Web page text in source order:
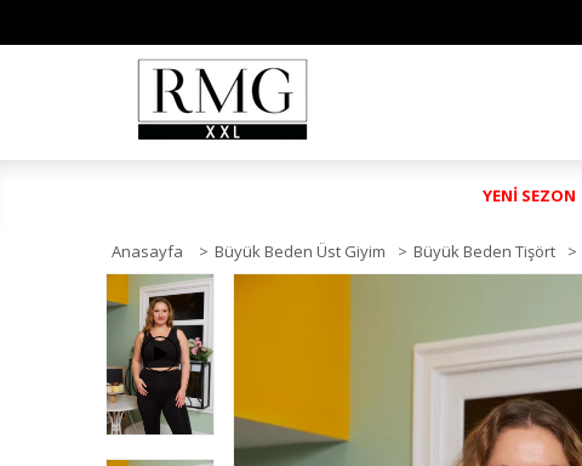
YENİ SEZON
Anasayfa > Büyük Beden Üst Giyim > Büyük Beden Tişört >